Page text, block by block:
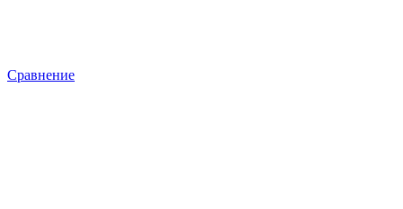
Сравнение